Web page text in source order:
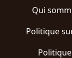
Qui
Politique